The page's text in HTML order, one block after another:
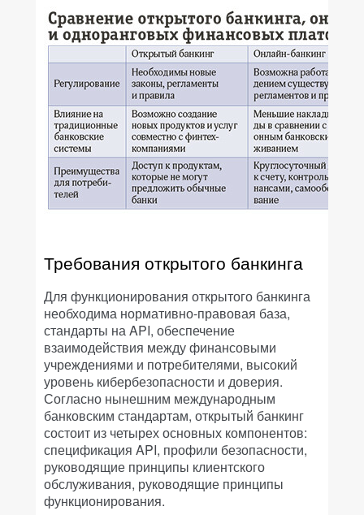
Требования открытого банкинга
Для функционирования открытого банкинга
необходима нормативно-правовая база,
стандарты на API, обеспечение
взаимодействия между финансовыми
учреждениями и потребителями, высокий
уровень кибербезопасности и доверия.
Согласно нынешним международным
банковским стандартам, открытый банкинг
состоит из четырех основных компонентов:
спецификация API, профили безопасности,
руководящие принципы клиентского
обслуживания, руководящие принципы
функционирования.